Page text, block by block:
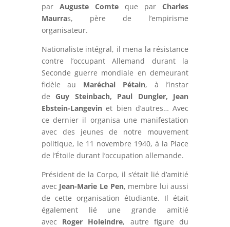
par
Auguste Comte que par
Charles
Maurras, père de l’empirisme
organisateur.
Nationaliste intégral, il mena la résistance
contre l’occupant Allemand durant la
Seconde guerre mondiale en demeurant
fidèle au
Maréchal Pétain, à l’instar
de
Guy Steinbach, Paul Dungler, Jean
Ebstein-Langevin et bien d’autres… Avec
ce dernier il organisa une manifestation
avec des jeunes de notre mouvement
politique, le 11 novembre 1940, à la Place
de l’Étoile durant l’occupation allemande.
Président de la Corpo, il s’était lié d’amitié
avec Jean-Marie Le Pen, membre lui aussi
de cette organisation étudiante. Il était
également lié une grande amitié
avec
Roger Holeindre, autre figure du